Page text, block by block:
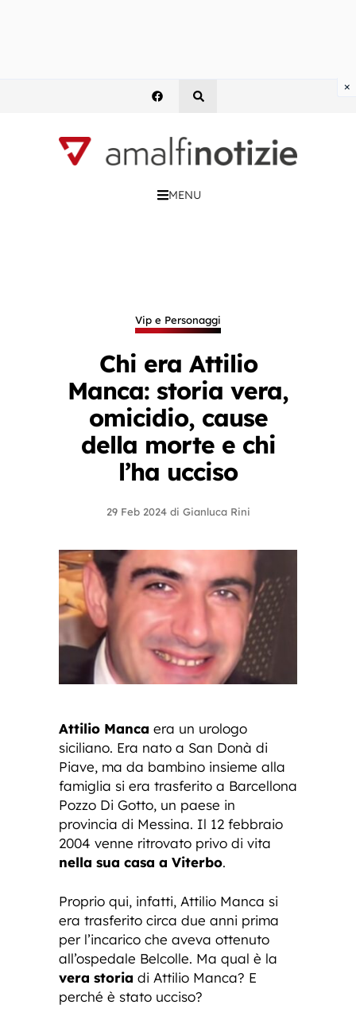
MENU
Vip e Personaggi
Chi era Attilio
Manca: storia vera,
omicidio, cause
della morte e chi
l’ha ucciso
29 Feb 2024 di Gianluca Rini
Attilio Manca era un urologo
siciliano. Era nato a San Donà di
Piave, ma da bambino insieme alla
famiglia si era trasferito a Barcellona
Pozzo Di Gotto, un paese in
provincia di Messina. Il 12 febbraio
2004 venne ritrovato privo di vita
nella sua casa a Viterbo.
Proprio qui, infatti, Attilio Manca si
era trasferito circa due anni prima
per l’incarico che aveva ottenuto
all’ospedale Belcolle. Ma qual è la
vera storia di Attilio Manca? E
perché è stato ucciso?
×